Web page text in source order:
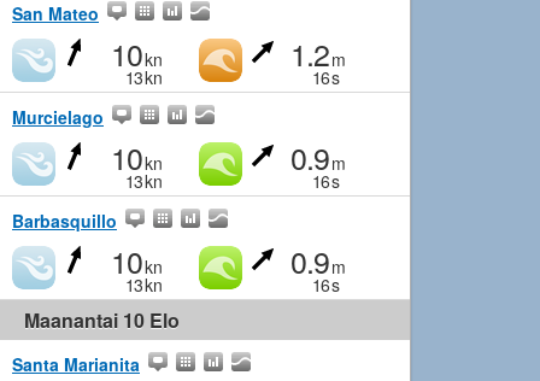
San Mateo
10kn
13kn
1.2m
16s
Murcielago
10kn
13kn
0.9m
16s
Barbasquillo
10kn
13kn
0.9m
16s
Maanantai 10 Elo
Santa Marianita